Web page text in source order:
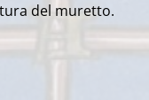
del muretto.